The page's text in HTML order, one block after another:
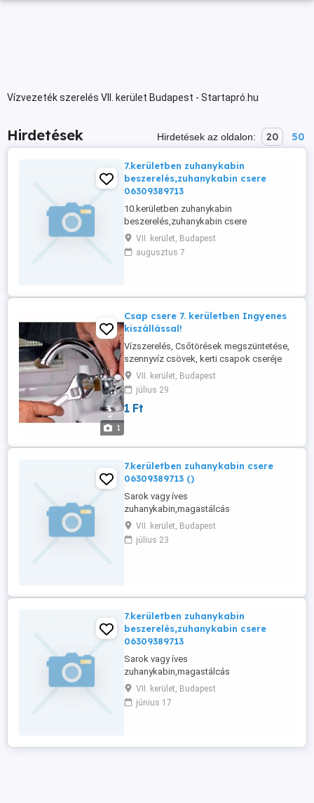
Vízvezeték szerelés VII. kerület Budapest - Startapró.hu
Hirdetések Hirdetések az oldalon: 20 50
7.kerületben zuhanykabin
beszerelés,zuhanykabin csere
06309389713
10.kerületben zuhanykabin
beszerelés,zuhanykabin csere
06309389713
VII. kerület, Budapest
augusztus 7
1
Csap csere 7. kerületben Ingyenes
kiszállással!
Vízszerelés, Csőtörések megszüntetése,
szennyvíz csövek, kerti csapok cseréje
javítása. Villanybojler, mosdó, WC, WC
tartályok, csaptelepek, szifonok javítása,
cseréje, anyagbeszerzése.
Mosogatógépek bekötése, üzembe
utólagos ...
VII. kerület, Budapest
július 29
1 Ft
7.kerületben zuhanykabin csere
06309389713 ()
Sarok vagy íves
zuhanykabin,magastálcás
zuhanykabin,kádparaván beszerelés rövid
határidővel vállalalok.
VII. kerület, Budapest
július 23
7.kerületben zuhanykabin
beszerelés,zuhanykabin csere
06309389713
Sarok vagy íves
zuhanykabin,magastálcás
zuhanykabin,kádparaván beszerelés rövid
határidővel vállalalok.
VII. kerület, Budapest
június 17